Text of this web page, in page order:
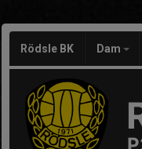
Rödsle BK Dam